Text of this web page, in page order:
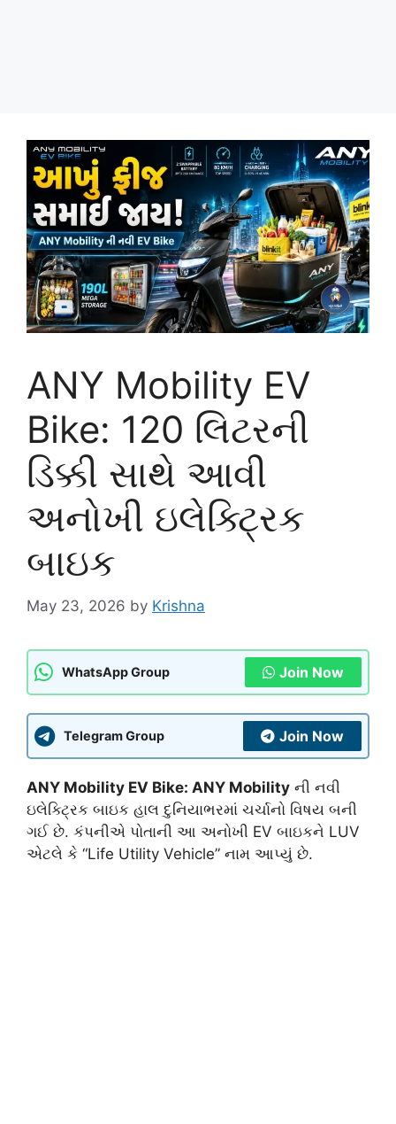
ANY Mobility EV
Bike: 120 લિટરની
ડિક્કી સાથે આવી
અનોખી ઇલેક્ટ્રિક
બાઇક
May 23, 2026 by Krishna
WhatsApp Group Join Now
Telegram Group Join Now
ANY Mobility EV Bike: ANY Mobility ની નવી
ઇલેક્ટ્રિક બાઇક હાલ દુનિયાભરમાં ચર્ચાનો વિષય બની
ગઈ છે. કંપનીએ પોતાની આ અનોખી EV બાઇકને LUV
એટલે કે “Life Utility Vehicle” નામ આપ્યું છે.